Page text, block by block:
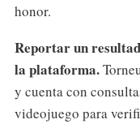
honor.
Reportar un
la plataforma.
y cuenta con
videojuego para